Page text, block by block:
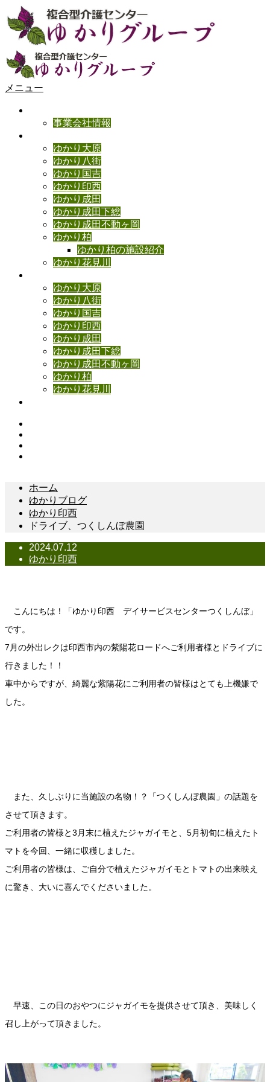
メニュー
事業会社情報
ゆかり大原
ゆかり八街
ゆかり国吉
ゆかり印西
ゆかり成田
ゆかり成田下総
ゆかり成田不動ヶ岡
ゆかり柏
ゆかり柏の施設紹介
ゆかり花見川
ゆかり大原
ゆかり八街
ゆかり国吉
ゆかり印西
ゆかり成田
ゆかり成田下総
ゆかり成田不動ヶ岡
ゆかり柏
ゆかり花見川
ホーム
ゆかりブログ
ゆかり印西
ドライブ、つくしんぼ農園
2024.07.12
ゆかり印西
こんにちは！「ゆかり印西 デイサービスセンターつくしんぼ」
です。
7月の外出レクは印西市内の紫陽花ロードへご利用者様とドライブに
行きました！！
車中からですが、綺麗な紫陽花にご利用者の皆様はとても上機嫌で
した。
また、久しぶりに当施設の名物！？「つくしんぼ農園」の話題を
させて頂きます。
ご利用者の皆様と3月末に植えたジャガイモと、5月初旬に植えたト
マトを今回、一緒に収穫しました。
ご利用者の皆様は、ご自分で植えたジャガイモとトマトの出来映え
に驚き、大いに喜んでくださいました。
早速、この日のおやつにジャガイモを提供させて頂き、美味しく
召し上がって頂きました。